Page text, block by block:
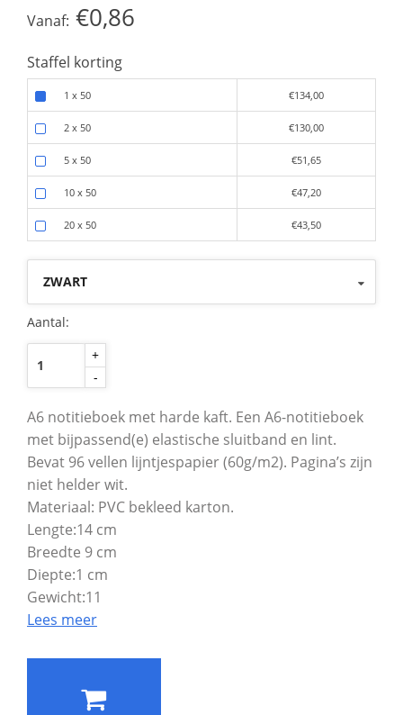
Vanaf: €0,86
Staffel korting
1 x 50 €134,00
2 x 50 €130,00
5 x 50 €51,65
10 x 50 €47,20
20 x 50 €43,50
ZWART
Aantal:
+
-
A6 notitieboek met harde kaft. Een A6-notitieboek
met bijpassend(e) elastische sluitband en lint.
Bevat 96 vellen lijntjespapier (60g/m2). Pagina’s zijn
niet helder wit.
Materiaal: PVC bekleed karton.
Lengte:14 cm
Breedte 9 cm
Diepte:1 cm
Gewicht:11
Lees meer